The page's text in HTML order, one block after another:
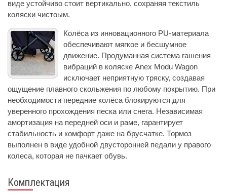
виде устойчиво стоит вертикально, сохраняя текстиль
коляски чистоым.
Колёса из инновационного PU-материала
обеспечивают мягкое и бесшумное
движение. Продуманная система гашения
вибраций в коляске Anex Modu Wagon
исключает неприятную тряску, создавая
ощущение плавного скольжения по любому покрытию. При
необходимости передние колёса блокируются для
уверенного прохождения песка или снега. Независимая
амортизация на передней оси и раме, гарантирует
стабильность и комфорт даже на брусчатке. Тормоз
выполнен в виде удобной двусторонней педали у правого
колеса, которая не пачкает обувь.
Комплектация